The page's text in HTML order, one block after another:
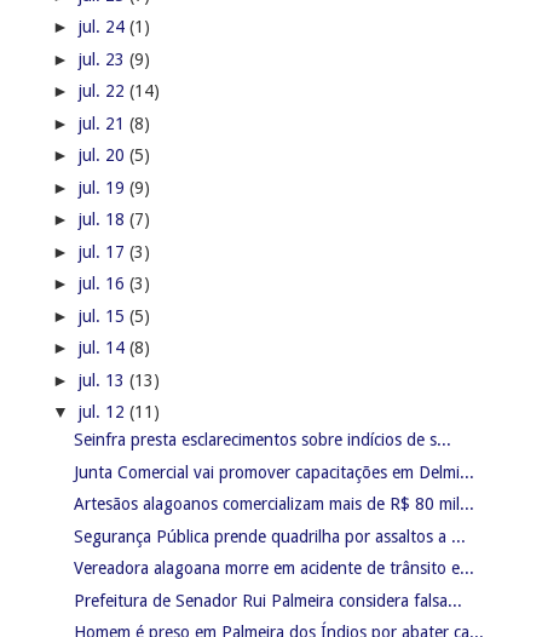
► jul. 24 (1)
► jul. 23 (9)
► jul. 22 (14)
► jul. 21 (8)
► jul. 20 (5)
► jul. 19 (9)
► jul. 18 (7)
► jul. 17 (3)
► jul. 16 (3)
► jul. 15 (5)
► jul. 14 (8)
► jul. 13 (13)
▼ jul. 12 (11)
Seinfra presta esclarecimentos sobre indícios de s...
Junta Comercial vai promover capacitações em Delmi...
Artesãos alagoanos comercializam mais de R$ 80 mil...
Segurança Pública prende quadrilha por assaltos a ...
Vereadora alagoana morre em acidente de trânsito e...
Prefeitura de Senador Rui Palmeira considera falsa...
Homem é preso em Palmeira dos Índios por abater ca...